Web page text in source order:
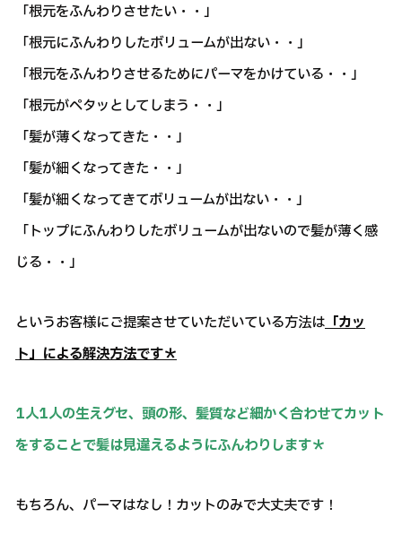
「根元をふんわりさせたい・・」
「根元にふんわりしたボリュームが出ない・・」
「根元をふんわりさせるためにパーマをかけている・・」
「根元がペタッとしてしまう・・」
「髪が薄くなってきた・・」
「髪が細くなってきた・・」
「髪が細くなってきてボリュームが出ない・・」
「トップにふんわりしたボリュームが出ないので髪が薄く感
じる・・」
というお客様にご提案させていただいている方法は「カッ
ト」による解決方法です＊
1人1人の生えグセ、頭の形、髪質など細かく合わせてカット
をすることで髪は見違えるようにふんわりします＊
もちろん、パーマはなし！カットのみで大丈夫です！